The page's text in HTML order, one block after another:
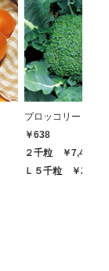
ブロッコリー・ハ
￥638
２千粒 ￥7,480
Ｌ５千粒 ￥